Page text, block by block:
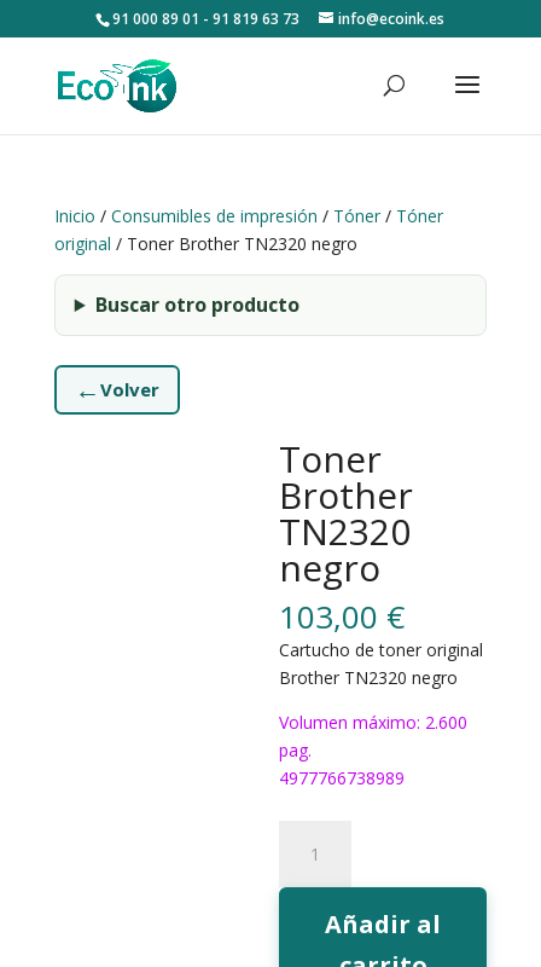
91 000 89 01 - 91 819 63 73 info@ecoink.es
Inicio / Consumibles de impresión / Tóner/ Tóner
original / Toner Brother TN2320 negro
Buscar otro producto
← Volver
Toner
Brother
TN2320
negro
103,00 €
Cartucho de toner original
Brother TN2320 negro
Volumen máximo: 2.600
pag.
4977766738989
Brother
TN2320
Añadir al